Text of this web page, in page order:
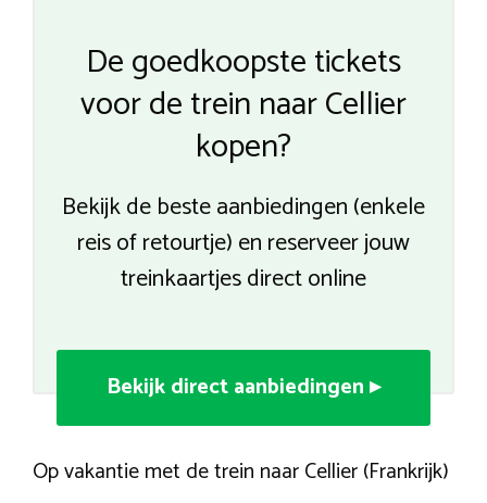
De goedkoopste tickets
voor de trein naar Cellier
kopen?
Bekijk de beste aanbiedingen (enkele
reis of retourtje) en reserveer jouw
treinkaartjes direct online
Bekijk direct aanbiedingen ▸
Op vakantie met de trein naar Cellier (Frankrijk)